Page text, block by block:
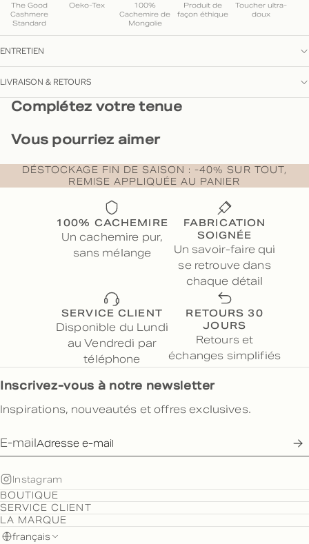
The Good
Cashmere
Standard
Oeko-Tex
100%
Cachemire de
Mongolie
Produit de
façon éthique
Toucher ultra-
doux
ENTRETIEN
LIVRAISON & RETOURS
Complétez votre tenue
Vous pourriez aimer
DÉSTOCKAGE FIN DE SAISON : -40% SUR TOUT,
REMISE APPLIQUÉE AU PANIER
100% CACHEMIRE
Un cachemire pur,
sans mélange
FABRICATION
SOIGNÉE
Un savoir-faire qui
se retrouve dans
chaque détail
SERVICE CLIENT
Disponible du Lundi
au Vendredi par
téléphone
RETOURS 30
JOURS
Retours et
échanges simplifiés
Inscrivez-vous à notre newsletter
Inspirations, nouveautés et offres exclusives.
E-mail
Instagram
BOUTIQUE
SERVICE CLIENT
LA MARQUE
français